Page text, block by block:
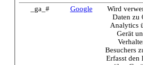
_ga_# Google
Wird
Daten zu
Analytics
Gerät
Besuchers
Erfasst den